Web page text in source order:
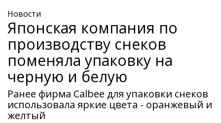
Новости
Японская компания по
производству снеков
поменяла упаковку на
черную и белую
Ранее фирма Calbee для упаковки снеков
использовала яркие цвета - оранжевый и
желтый